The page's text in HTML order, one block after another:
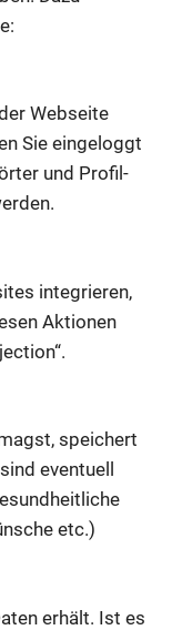
Webseite
Sie eingeloggt
und Profil-
integrieren,
Aktionen
speichert
eventuell
etc.)
erhält. Ist es